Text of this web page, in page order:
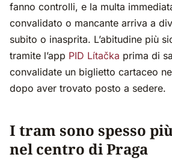
fanno controlli, e la multa
convalidato o mancante arriva a
subito o inasprita. L’abitudine più
tramite l’app PID Lítačka prima di
convalidate un biglietto cartaceo
dopo aver trovato posto a sedere.
I tram sono spesso
nel centro di Praga